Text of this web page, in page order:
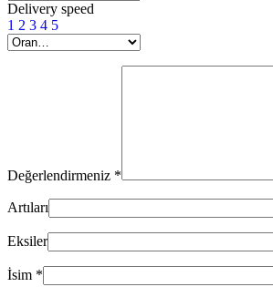
Delivery speed
1 2 3 4 5
Değerlendirmeniz *
Artıları
Eksiler
İsim *